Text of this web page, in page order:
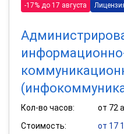
-17% до 17 августа
Кол-во часов:
от 72
Стоимость:
от 17